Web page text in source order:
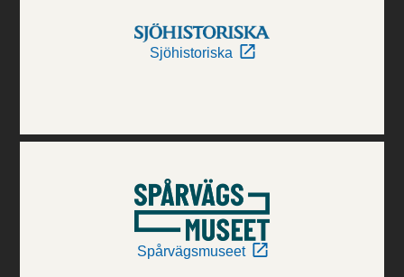
Sjöhistoriska
Spårvägsmuseet